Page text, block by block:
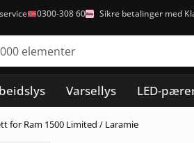
0300-308 60 Sikre betalinger med
Varsellys LED-
for Ram 1500 Limited / Laramie